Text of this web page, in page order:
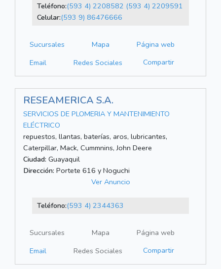
Teléfono:(593 4) 2208582 (593 4) 2209591
Celular:(593 9) 86476666
Sucursales Mapa
Página web
Email
Redes Sociales Compartir
RESEAMERICA S.A.
SERVICIOS DE PLOMERIA Y MANTENIMIENTO
ELÉCTRICO
repuestos, llantas, baterías, aros, lubricantes,
Caterpillar, Mack, Cummnins, John Deere
Ciudad: Guayaquil
Dirección: Portete 616 y Noguchi
Ver Anuncio
Teléfono:(593 4) 2344363
Sucursales Mapa
Página web
Email
Redes Sociales Compartir